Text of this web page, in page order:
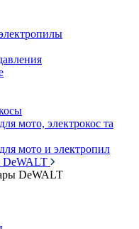
мото, электрокос та
мото и электропил
DeWALT
DeWALT